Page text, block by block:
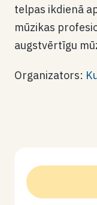
telpas ikdienā
mūzikas
augstvērtīgu
Organizators: